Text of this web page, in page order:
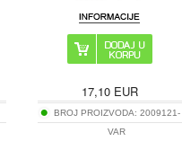
17,10 EUR
BROJ PROIZVODA: 2009121-
VAR